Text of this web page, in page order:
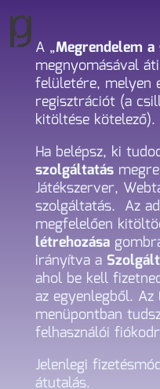
A „Megrendelem
megnyomásával
felületére, melyen
regisztrációt (a
kitöltése kötelező).
Ha belépsz, ki
szolgáltatás
Játékszerver,
szolgáltatás. Az
megfelelően
létrehozása
irányítva a
ahol be kell
az egyenlegből. Az
menüpontban
felhasználói
Jelenlegi
átutalás.